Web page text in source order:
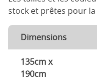
stock et prêtes pour
Dimensions
135cm x
190cm